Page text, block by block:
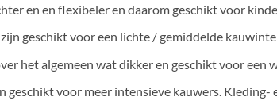
en en flexibeler en daarom geschikt voor
geschikt voor een lichte / gemiddelde
het algemeen wat dikker en geschikt voor een
geschikt voor meer intensieve kauwers.